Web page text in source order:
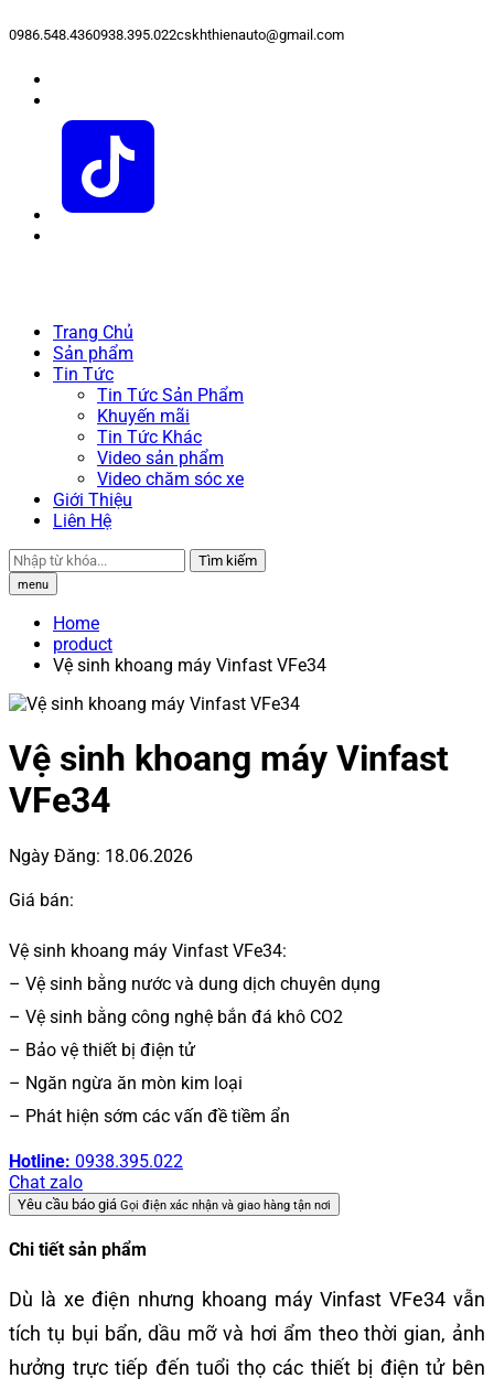
0986.548.4360938.395.022cskhthienauto@gmail.com
Trang Chủ
Sản phẩm
Tin Tức
Tin Tức Sản Phẩm
Khuyến mãi
Tin Tức Khác
Video sản phẩm
Video chăm sóc xe
Giới Thiệu
Liên Hệ
Tìm kiếm
menu
Home
product
Vệ sinh khoang máy Vinfast VFe34
Vệ sinh khoang máy Vinfast
VFe34
Ngày Đăng: 18.06.2026
Giá bán:
Vệ sinh khoang máy Vinfast VFe34:
– Vệ sinh bằng nước và dung dịch chuyên dụng
– Vệ sinh bằng công nghệ bắn đá khô CO2
– Bảo vệ thiết bị điện tử
– Ngăn ngừa ăn mòn kim loại
– Phát hiện sớm các vấn đề tiềm ẩn
Hotline: 0938.395.022
Chat zalo
Yêu cầu báo giá Gọi điện xác nhận và giao hàng tận nơi
Chi tiết sản phẩm
Dù là xe điện nhưng khoang máy Vinfast VFe34 vẫn
tích tụ bụi bẩn, dầu mỡ và hơi ẩm theo thời gian, ảnh
hưởng trực tiếp đến tuổi thọ các thiết bị điện tử bên